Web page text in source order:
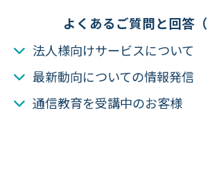
よくあるご質問と回答（
法人様向けサービスについて
最新動向についての情報発信
通信教育を受講中のお客様